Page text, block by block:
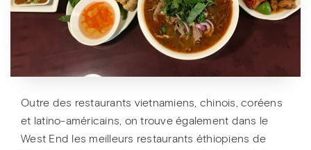
Outre des restaurants vietnamiens, chinois, coréens
et latino-américains, on trouve également dans le
West End les meilleurs restaurants éthiopiens de